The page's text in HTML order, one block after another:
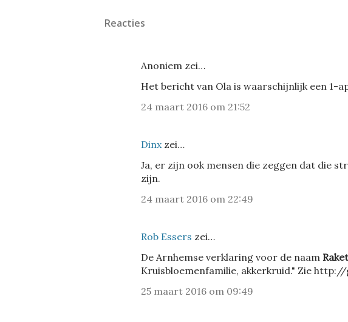
Reacties
Anoniem zei…
Het bericht van Ola is waarschijnlijk een 1-
24 maart 2016 om 21:52
Dinxzei…
Ja, er zijn ook mensen die zeggen dat die
zijn.
24 maart 2016 om 22:49
Rob Essers zei…
De Arnhemse verklaring voor de naam
Kruisbloemenfamilie, akkerkruid." Zie
25 maart 2016 om 09:49